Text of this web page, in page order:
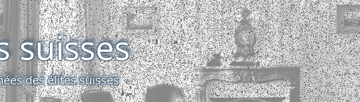
suisses
des élites suisses